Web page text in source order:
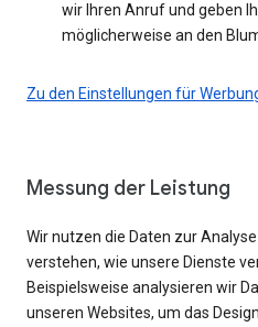
wir Ihren Anruf und geben
möglicherweise an den
Zu den Einstellungen für
Messung der Leistung
Wir nutzen die Daten zur
verstehen, wie unsere Dienste
Beispielsweise analysieren wir
unseren Websites, um das